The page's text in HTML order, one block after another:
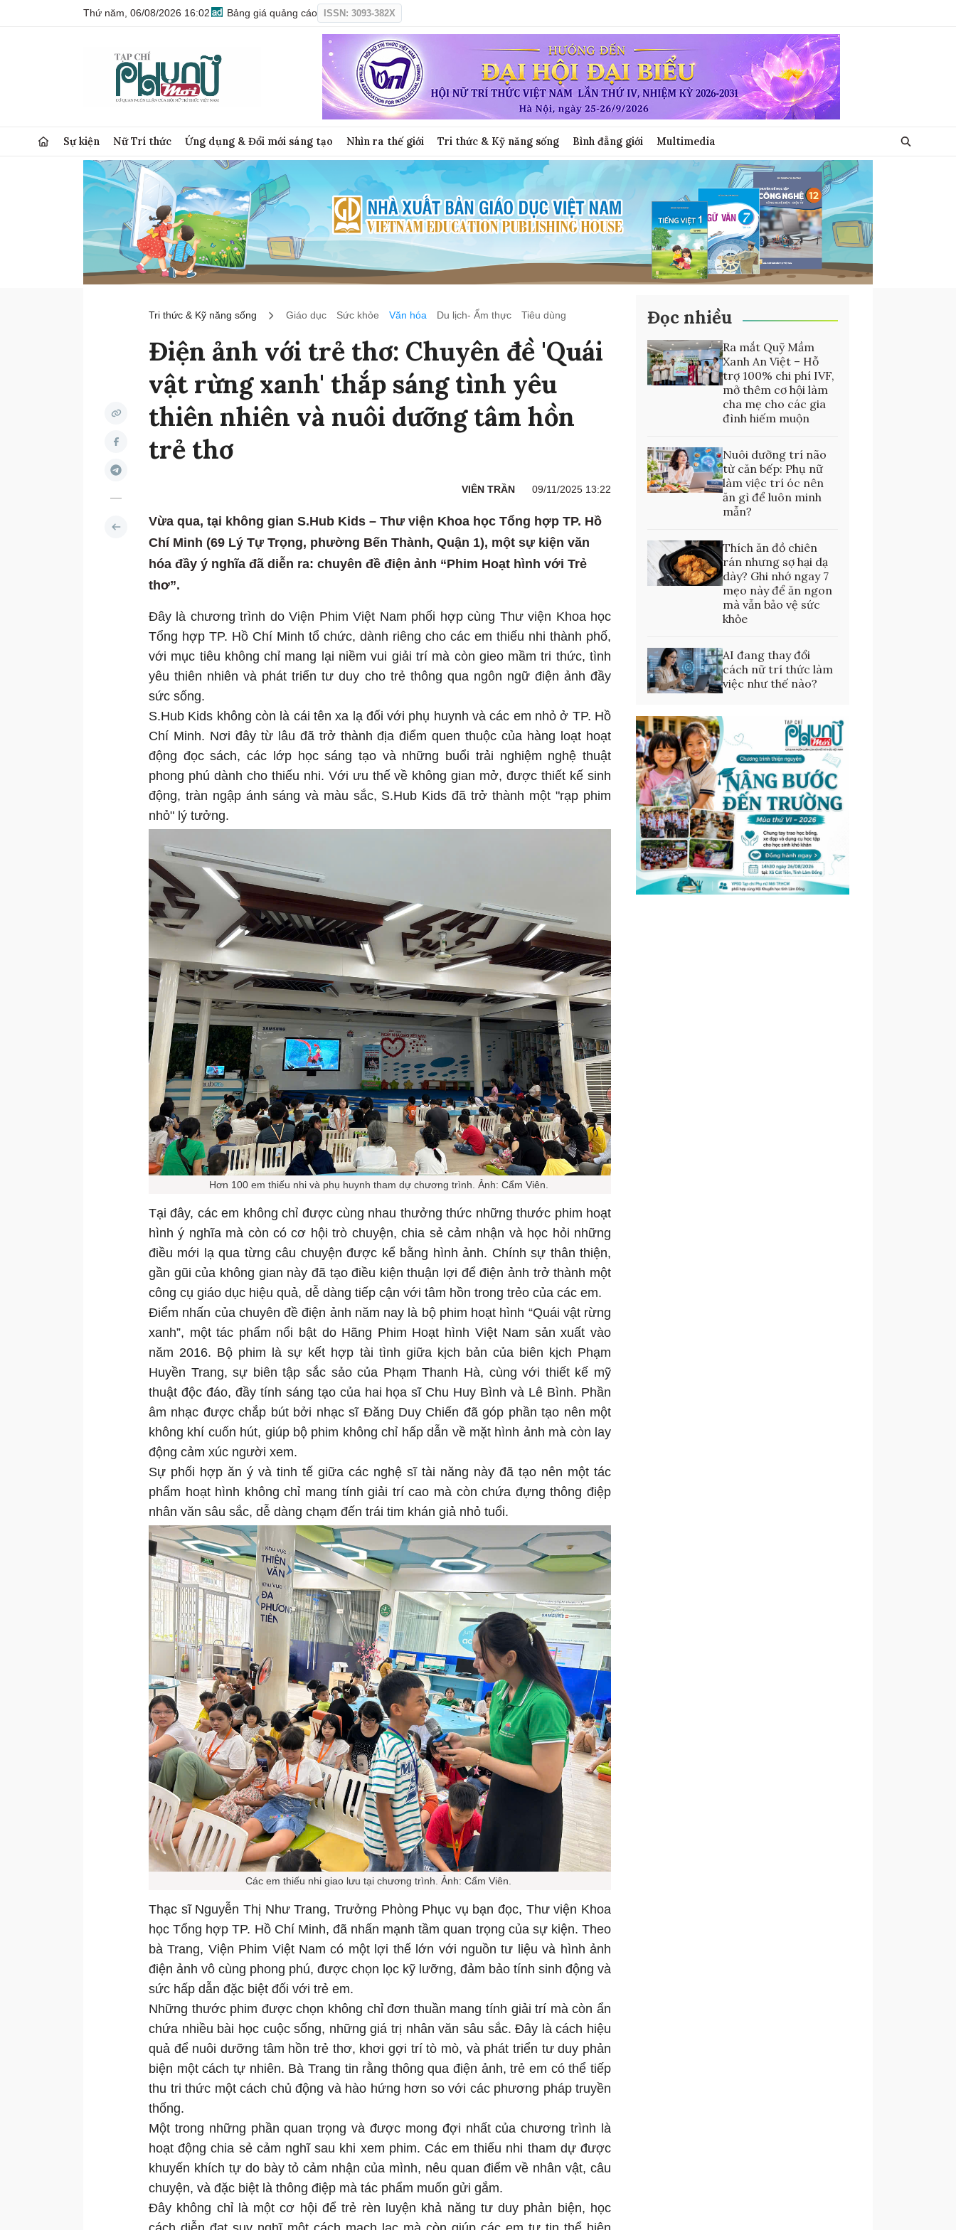
Thứ năm, 06/08/2026 16:02 Bảng giá quảng cáo ISSN: 3093-382X
Sự kiện Nữ Trí thức Ứng dụng & Đổi mới sáng tạo Nhìn ra thế giới Tri thức & Kỹ năng sống Bình đẳng giới Multimedia
Tri thức & Kỹ năng sống Giáo dục Sức khỏe Văn hóa Du lịch- Ẩm thực Tiêu dùng
Điện ảnh với trẻ thơ: Chuyên đề 'Quái
vật rừng xanh' thắp sáng tình yêu
thiên nhiên và nuôi dưỡng tâm hồn
trẻ thơ
VIÊN TRẦN 09/11/2025 13:22
Vừa qua, tại không gian S.Hub Kids – Thư viện Khoa học Tổng hợp TP. Hồ
Chí Minh (69 Lý Tự Trọng, phường Bến Thành, Quận 1), một sự kiện văn
hóa đầy ý nghĩa đã diễn ra: chuyên đề điện ảnh “Phim Hoạt hình với Trẻ
thơ”.
Đây là chương trình do Viện Phim Việt Nam phối hợp cùng Thư viện Khoa học
Tổng hợp TP. Hồ Chí Minh tổ chức, dành riêng cho các em thiếu nhi thành phố,
với mục tiêu không chỉ mang lại niềm vui giải trí mà còn gieo mầm tri thức, tình
yêu thiên nhiên và phát triển tư duy cho trẻ thông qua ngôn ngữ điện ảnh đầy
sức sống.
S.Hub Kids không còn là cái tên xa lạ đối với phụ huynh và các em nhỏ ở TP. Hồ
Chí Minh. Nơi đây từ lâu đã trở thành địa điểm quen thuộc của hàng loạt hoạt
động đọc sách, các lớp học sáng tạo và những buổi trải nghiệm nghệ thuật
phong phú dành cho thiếu nhi. Với ưu thế về không gian mở, được thiết kế sinh
động, tràn ngập ánh sáng và màu sắc, S.Hub Kids đã trở thành một "rạp phim
nhỏ" lý tưởng.
Hơn 100 em thiếu nhi và phụ huynh tham dự chương trình. Ảnh: Cẩm Viên.
Tại đây, các em không chỉ được cùng nhau thưởng thức những thước phim hoạt
hình ý nghĩa mà còn có cơ hội trò chuyện, chia sẻ cảm nhận và học hỏi những
điều mới lạ qua từng câu chuyện được kể bằng hình ảnh. Chính sự thân thiện,
gần gũi của không gian này đã tạo điều kiện thuận lợi để điện ảnh trở thành một
công cụ giáo dục hiệu quả, dễ dàng tiếp cận với tâm hồn trong trẻo của các em.
Điểm nhấn của chuyên đề điện ảnh năm nay là bộ phim hoạt hình “Quái vật rừng
xanh”, một tác phẩm nổi bật do Hãng Phim Hoạt hình Việt Nam sản xuất vào
năm 2016. Bộ phim là sự kết hợp tài tình giữa kịch bản của biên kịch Phạm
Huyền Trang, sự biên tập sắc sảo của Phạm Thanh Hà, cùng với thiết kế mỹ
thuật độc đáo, đầy tính sáng tạo của hai họa sĩ Chu Huy Bình và Lê Bình. Phần
âm nhạc được chắp bút bởi nhạc sĩ Đăng Duy Chiến đã góp phần tạo nên một
không khí cuốn hút, giúp bộ phim không chỉ hấp dẫn về mặt hình ảnh mà còn lay
động cảm xúc người xem.
Sự phối hợp ăn ý và tinh tế giữa các nghệ sĩ tài năng này đã tạo nên một tác
phẩm hoạt hình không chỉ mang tính giải trí cao mà còn chứa đựng thông điệp
nhân văn sâu sắc, dễ dàng chạm đến trái tim khán giả nhỏ tuổi.
Các em thiếu nhi giao lưu tại chương trình. Ảnh: Cẩm Viên.
Thạc sĩ Nguyễn Thị Như Trang, Trưởng Phòng Phục vụ bạn đọc, Thư viện Khoa
học Tổng hợp TP. Hồ Chí Minh, đã nhấn mạnh tầm quan trọng của sự kiện. Theo
bà Trang, Viện Phim Việt Nam có một lợi thế lớn với nguồn tư liệu và hình ảnh
điện ảnh vô cùng phong phú, được chọn lọc kỹ lưỡng, đảm bảo tính sinh động và
sức hấp dẫn đặc biệt đối với trẻ em.
Những thước phim được chọn không chỉ đơn thuần mang tính giải trí mà còn ẩn
chứa nhiều bài học cuộc sống, những giá trị nhân văn sâu sắc. Đây là cách hiệu
quả để nuôi dưỡng tâm hồn trẻ thơ, khơi gợi trí tò mò, và phát triển tư duy phản
biện một cách tự nhiên. Bà Trang tin rằng thông qua điện ảnh, trẻ em có thể tiếp
thu tri thức một cách chủ động và hào hứng hơn so với các phương pháp truyền
thống.
Một trong những phần quan trọng và được mong đợi nhất của chương trình là
hoạt động chia sẻ cảm nghĩ sau khi xem phim. Các em thiếu nhi tham dự được
khuyến khích tự do bày tỏ cảm nhận của mình, nêu quan điểm về nhân vật, câu
chuyện, và đặc biệt là thông điệp mà tác phẩm muốn gửi gắm.
Đây không chỉ là một cơ hội để trẻ rèn luyện khả năng tư duy phản biện, học
Đọc nhiều
Ra mắt Quỹ Mầm
Xanh An Việt – Hỗ
trợ 100% chi phí IVF,
mở thêm cơ hội làm
cha mẹ cho các gia
đình hiếm muộn
Nuôi dưỡng trí não
từ căn bếp: Phụ nữ
làm việc trí óc nên
ăn gì để luôn minh
mẫn?
Thích ăn đồ chiên
rán nhưng sợ hại dạ
dày? Ghi nhớ ngay 7
mẹo này để ăn ngon
mà vẫn bảo vệ sức
khỏe
AI đang thay đổi
cách nữ trí thức làm
việc như thế nào?